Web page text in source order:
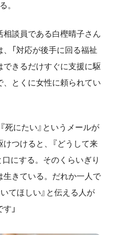
。
談員である白樫晴子さん
、「対応が後手に回る福祉
きるだけすぐに支援に駆
とくに女性に頼られてい
死にたい』というメールが
つけると、『どうして来
口にする。そのくらいぎり
生きている。だれか一人で
てほしい』と伝える人が
」